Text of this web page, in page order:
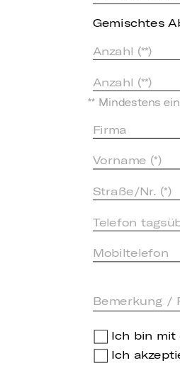
Gemischtes
** Mindestens
Ich bin
Ich